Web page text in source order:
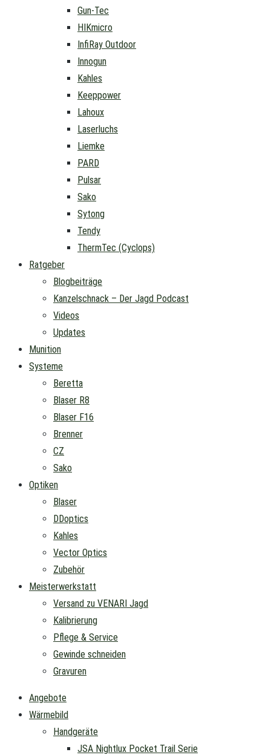
Gun-Tec
HIKmicro
InfiRay Outdoor
Innogun
Kahles
Keeppower
Lahoux
Laserluchs
Liemke
PARD
Pulsar
Sako
Sytong
Tendy
ThermTec (Cyclops)
Ratgeber
Blogbeiträge
Kanzelschnack – Der Jagd Podcast
Videos
Updates
Munition
Systeme
Beretta
Blaser R8
Blaser F16
Brenner
CZ
Sako
Optiken
Blaser
DDoptics
Kahles
Vector Optics
Zubehör
Meisterwerkstatt
Versand zu VENARI Jagd
Kalibrierung
Pflege & Service
Gewinde schneiden
Gravuren
Angebote
Wärmebild
Handgeräte
JSA Nightlux Pocket Trail Serie